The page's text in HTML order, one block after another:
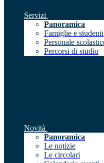
Servizi
Panoramica
Famiglie e studenti
Personale
Percorsi di studio
Novità
Panoramica
Le notizie
Le circolari